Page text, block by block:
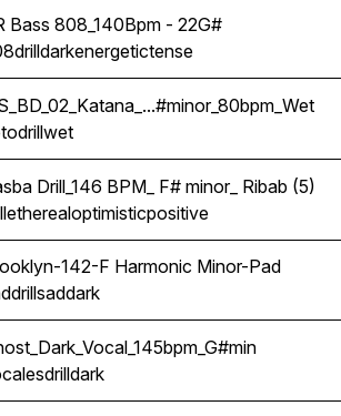
808_140Bpm - 22G#
Bass 808_140Bpm - 22G#
drilldarkenergetictense
drillwet
BPM_ F# minor_ Ribab (5)
Drill_146 BPM_ F# minor_ Ribab (5)
etherealoptimisticpositive
142-F Harmonic Minor-Pad
142-F Harmonic Minor-Pad
drillsaddark
drilldark